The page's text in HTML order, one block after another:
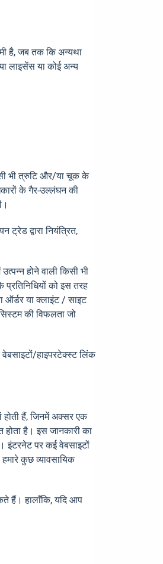
है, जब तक कि अन्यथा
लाइसेंस या कोई अन्य
भी त्रुटि और/या चूक के
के गैर-उल्लंघन की
द्वारा नियंत्रित,
होने वाली किसी भी
प्रतिनिधियों को इस तरह
ऑर्डर या क्लाइंट / साइट
की विफलता जो
हाइपरटेक्स्ट लिंक
हैं, जिनमें अक्सर एक
है। इस जानकारी का
इंटरनेट पर कई वेबसाइटों
कुछ व्यावसायिक
हैं। हालाँकि, यदि आप